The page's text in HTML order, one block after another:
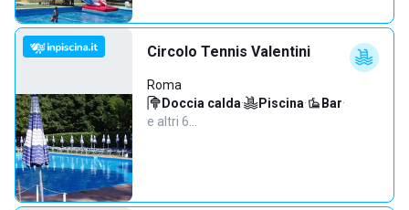
Circolo Tennis Valentini
Roma
Doccia calda· Piscina· Bar·
e altri 6…